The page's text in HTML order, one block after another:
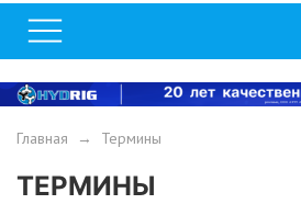
Главная → Термины
ТЕРМИНЫ